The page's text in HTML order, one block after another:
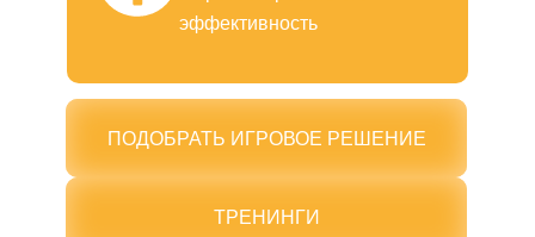
ПОДОБРАТЬ ИГРОВОЕ РЕШЕНИЕ
ТРЕНИНГИ
эффективность